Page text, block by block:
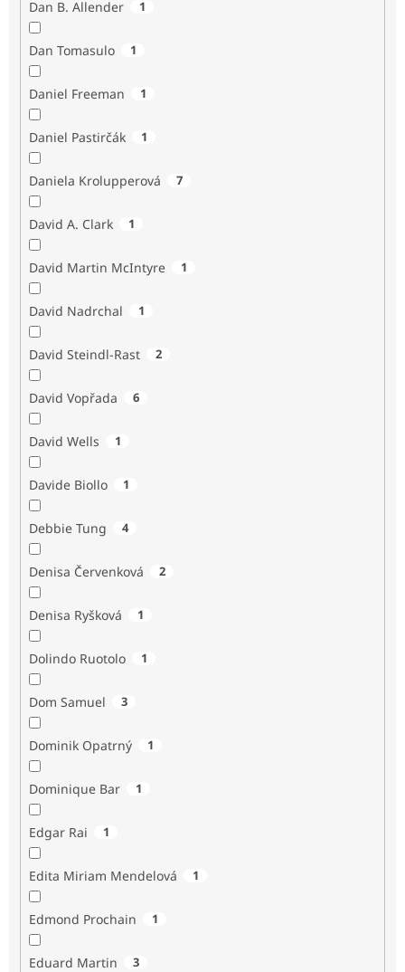
Dan B. Allender 1
Dan Tomasulo 1
Daniel Freeman 1
Daniel Pastirčák 1
Daniela Krolupperová 7
David A. Clark 1
David Martin McIntyre 1
David Nadrchal 1
David Steindl-Rast 2
David Vopřada 6
David Wells 1
Davide Biollo 1
Debbie Tung 4
Denisa Červenková 2
Denisa Ryšková 1
Dolindo Ruotolo 1
Dom Samuel 3
Dominik Opatrný 1
Dominique Bar 1
Edgar Rai 1
Edita Miriam Mendelová 1
Edmond Prochain 1
Eduard Martin 3